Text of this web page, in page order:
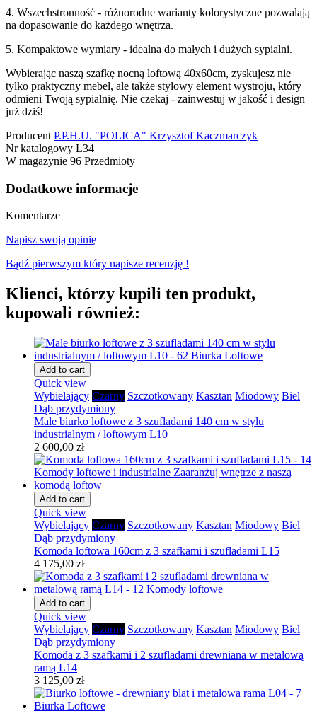
4. Wszechstronność - różnorodne warianty kolorystyczne pozwalają
na dopasowanie do każdego wnętrza.
5. Kompaktowe wymiary - idealna do małych i dużych sypialni.
Wybierając naszą szafkę nocną loftową 40x60cm, zyskujesz nie
tylko praktyczny mebel, ale także stylowy element wystroju, który
odmieni Twoją sypialnię. Nie czekaj - zainwestuj w jakość i design
już dziś!
Producent P.P.H.U. "POLICA" Krzysztof Kaczmarczyk
Nr katalogowy L34
W magazynie 96 Przedmioty
Dodatkowe informacje
Komentarze
Napisz swoją opinię
Bądź pierwszym który napisze recenzję !
Klienci, którzy kupili ten produkt,
kupowali również:
Add to cart
Quick view
Wybielający Czarny Szczotkowany Kasztan Miodowy Biel
Dąb przydymiony
Male biurko loftowe z 3 szufladami 140 cm w stylu
industrialnym / loftowym L10
2 600,00 zł
Add to cart
Quick view
Wybielający Czarny Szczotkowany Kasztan Miodowy Biel
Dąb przydymiony
Komoda loftowa 160cm z 3 szafkami i szufladami L15
4 175,00 zł
Add to cart
Quick view
Wybielający Czarny Szczotkowany Kasztan Miodowy Biel
Dąb przydymiony
Komoda z 3 szafkami i 2 szufladami drewniana w metalową
ramą L14
3 125,00 zł